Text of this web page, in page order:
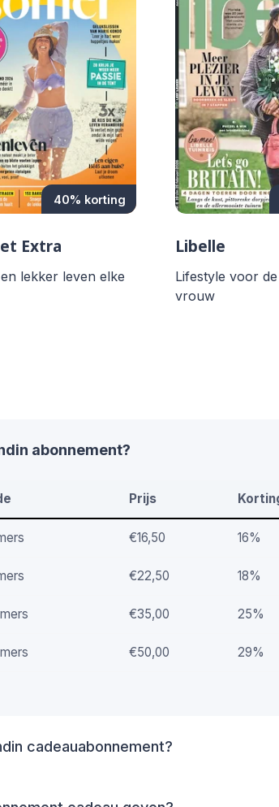
40% korting
Extra
lekker leven elke
Libelle
Lifestyle voor
vrouw
abonnement?
Prijs
€16,50 16%
€22,50 18%
€35,00 25%
€50,00 29%
cadeauabonnement?